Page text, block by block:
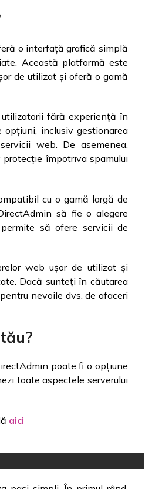
o interfață grafică simplă
Această platformă este
de utilizat și oferă o gamă
fără experiență în
inclusiv gestionarea
web. De asemenea,
împotriva spamului
cu o gamă largă de
să fie o alegere
să ofere servicii de
web ușor de utilizat și
Dacă sunteți în căutarea
nevoile dvs. de afaceri
poate fi o opțiune
toate aspectele serverului
aici